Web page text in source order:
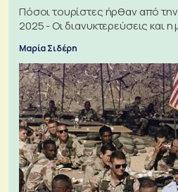
Πόσοι τουρίστες ήρθαν από
2025 - Οι διανυκτερεύσεις και
Μαρία Σιδέρη